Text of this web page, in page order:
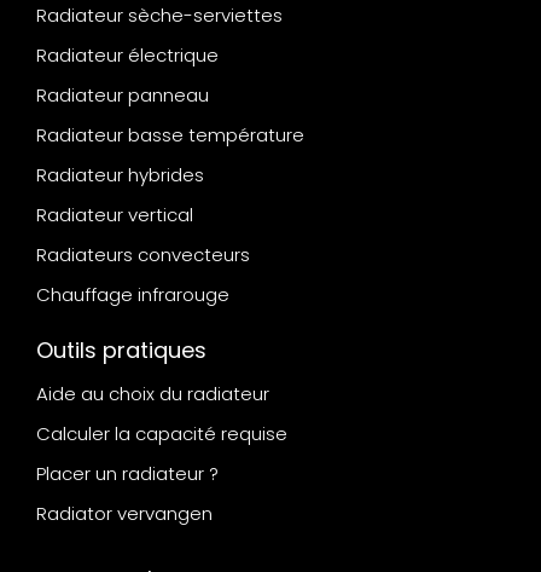
Radiateur sèche-serviettes
Radiateur électrique
Radiateur panneau
Radiateur basse température
Radiateur hybrides
Radiateur vertical
Radiateurs convecteurs
Chauffage infrarouge
Outils pratiques
Aide au choix du radiateur
Calculer la capacité requise
Placer un radiateur ?
Radiator vervangen